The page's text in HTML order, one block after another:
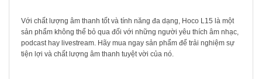
Với chất lượng âm thanh tốt và tính năng đa dạng, Hoco L15 là một
sản phẩm không thể bỏ qua đối với những người yêu thích âm nhạc,
podcast hay livestream. Hãy mua ngay sản phẩm để trải nghiệm sự
tiện lợi và chất lượng âm thanh tuyệt vời của nó.